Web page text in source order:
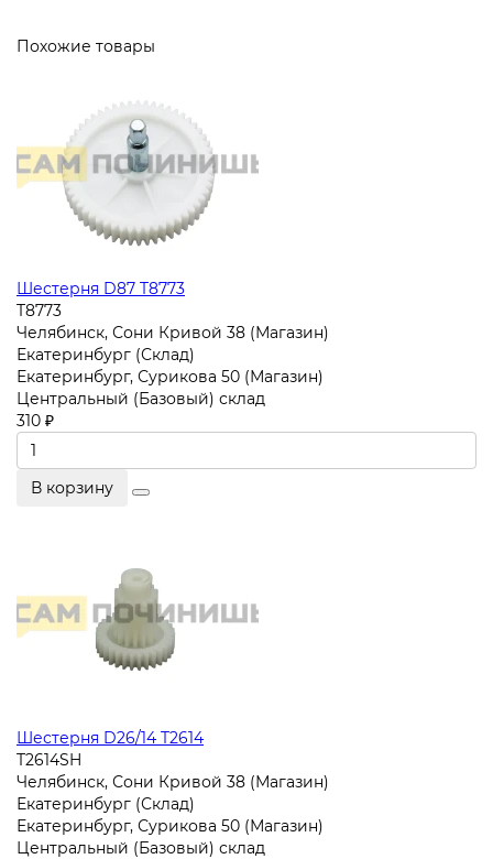
Похожие товары
Шестерня D87 T8773
T8773
Челябинск, Сони Кривой 38 (Магазин)
Екатеринбург (Склад)
Екатеринбург, Сурикова 50 (Магазин)
Центральный (Базовый) склад
310 ₽
В корзину
Шестерня D26/14 T2614
T2614SH
Челябинск, Сони Кривой 38 (Магазин)
Екатеринбург (Склад)
Екатеринбург, Сурикова 50 (Магазин)
Центральный (Базовый) склад